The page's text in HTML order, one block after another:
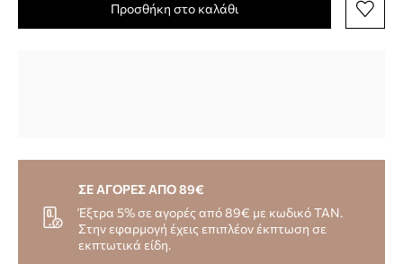
Προσθήκη στο καλάθι
ΣΕ ΑΓΟΡΕΣ ΑΠΟ 89€
Έξτρα 5% σε αγορές από 89€ με κωδικό TAN.
Στην εφαρμογή έχεις επιπλέον έκπτωση σε
εκπτωτικά είδη.